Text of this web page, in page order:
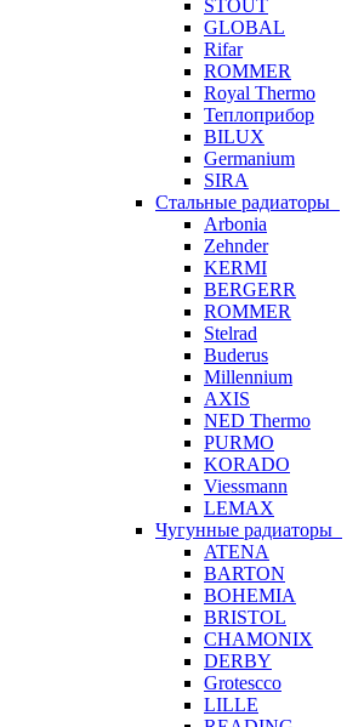
STOUT
GLOBAL
Rifar
ROMMER
Royal Thermo
Теплоприбор
BILUX
Germanium
SIRA
Стальные радиаторы
Arbonia
Zehnder
KERMI
BERGERR
ROMMER
Stelrad
Buderus
Millennium
AXIS
NED Thermo
PURMO
KORADO
Viessmann
LEMAX
Чугунные радиаторы
ATENA
BARTON
BOHEMIA
BRISTOL
CHAMONIX
DERBY
Grotescco
LILLE